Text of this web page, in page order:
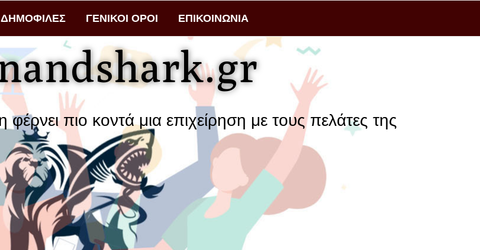
ΔΗΜΟΦΙΛΕΣ ΓΕΝΙΚΟΙ ΟΡΟΙ ΕΠΙΚΟΙΝΩΝΙΑ
κοντά μια επιχείρηση με τους πελάτες της